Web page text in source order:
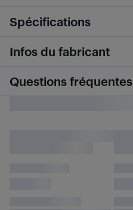
Spécifications
Infos du fabricant
Questions fréquentes